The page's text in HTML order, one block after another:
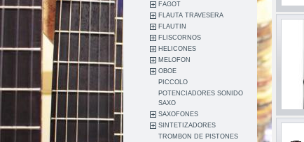
FAGOT
FLAUTA TRAVESERA
FLAUTIN
FLISCORNOS
HELICONES
MELOFON
OBOE
PICCOLO
POTENCIADORES SONIDO
SAXO
SAXOFONES
SINTETIZADORES
TROMBON DE PISTONES